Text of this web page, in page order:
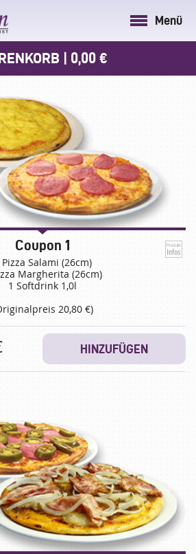
Menü
| 0,00 €
Coupons
Spar Dich Satt!
Coupon 1
Pizza Salami (26cm)
Margherita (26cm)
1 Softdrink 1,0l
20,80 €)
HINZUFÜGEN